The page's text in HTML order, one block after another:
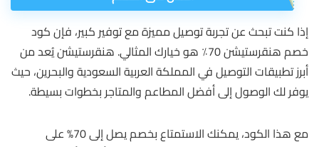
إذا كنت تبحث عن تجربة توصيل مميزة مع توفير كبير، فإن كود
خصم هنقرستيشن 70٪ هو خيارك المثالي. هنقرستيشن يُعد من
أبرز تطبيقات التوصيل في المملكة العربية السعودية والبحرين، حيث
يوفر لك الوصول إلى أفضل المطاعم والمتاجر بخطوات بسيطة.
مع هذا الكود، يمكنك الاستمتاع بخصم يصل إلى 70% على